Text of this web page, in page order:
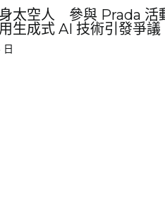
太空人 參與 Prada 活
生成式 AI 技術引發爭議